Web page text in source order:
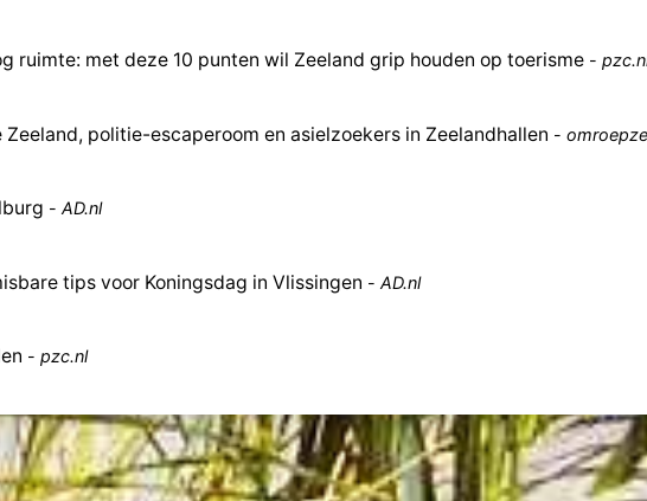
ruimte: met deze 10 punten wil Zeeland grip houden op toerisme-
politie-escaperoom en asielzoekers in Zeelandhallen -
- AD.nl
tips voor Koningsdag in Vlissingen - AD.nl
- pzc.nl